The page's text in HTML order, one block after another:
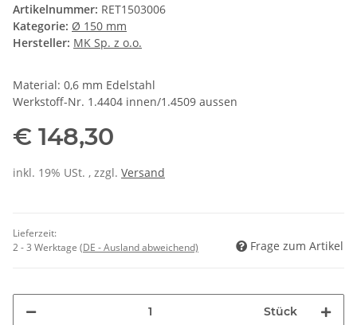
Artikelnummer: RET1503006
Kategorie: Ø 150 mm
Hersteller: MK Sp. z o.o.
Material: 0,6 mm Edelstahl
Werkstoff-Nr. 1.4404 innen/1.4509 aussen
€ 148,30
inkl. 19% USt. , zzgl. Versand
Lieferzeit:
2 - 3 Werktage (DE - Ausland abweichend) Frage zum Artikel
Stück